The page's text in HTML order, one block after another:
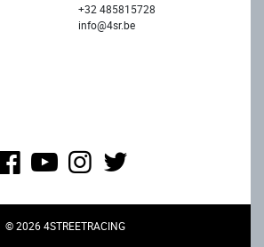
+32 485815728
info@4sr.be
© 2026 4STREETRACING